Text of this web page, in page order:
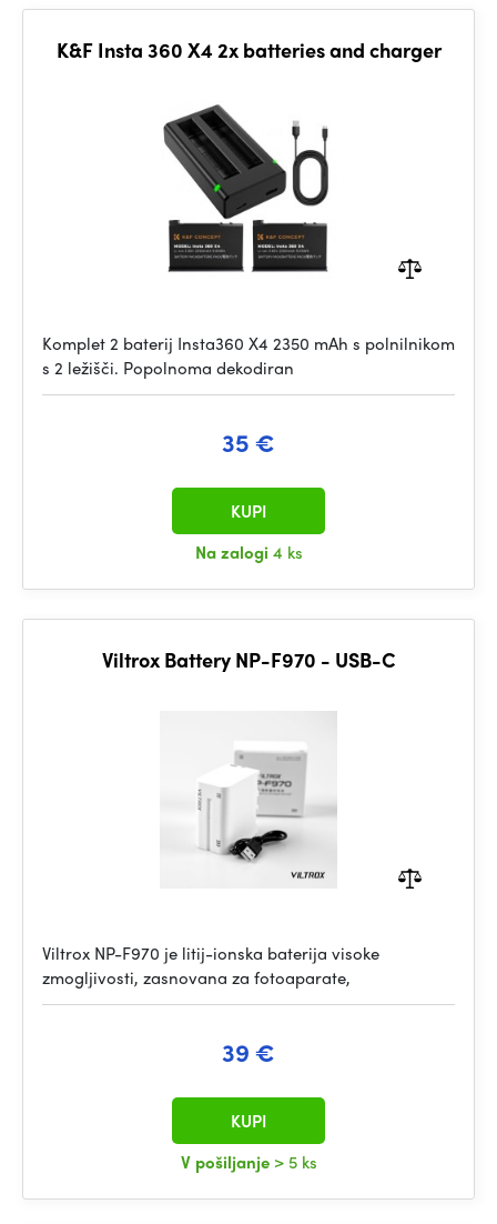
K&F Insta 360 X4 2x batteries and charger
Komplet 2 baterij Insta360 X4 2350 mAh s polnilnikom
s 2 ležišči. Popolnoma dekodiran
35 €
Na zalogi 4 ks
KUPI
Viltrox Battery NP-F970 - USB-C
Viltrox NP-F970 je litij-ionska baterija visoke
zmogljivosti, zasnovana za fotoaparate,
39 €
V pošiljanje > 5 ks
KUPI